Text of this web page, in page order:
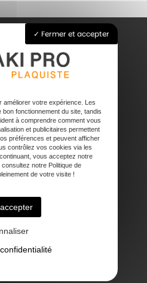
Accueil
Joints
plafond
Agen
Fermer et accepter
améliorer votre expérience. Les
fonctionnement du site, tandis
à comprendre comment vous
et publicitaires permettent
préférences et peuvent afficher
contrôlez vos cookies via les
vous acceptez notre
notre Politique de
de votre visite !